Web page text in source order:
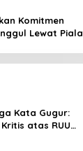
Komitmen
Lewat Piala
Kata Gugur:
atas RUU